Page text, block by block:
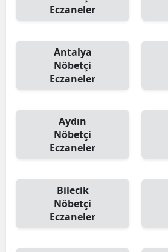
Eczaneler
Antalya
Nöbetçi
Eczaneler
Aydın
Nöbetçi
Eczaneler
Bilecik
Nöbetçi
Eczaneler